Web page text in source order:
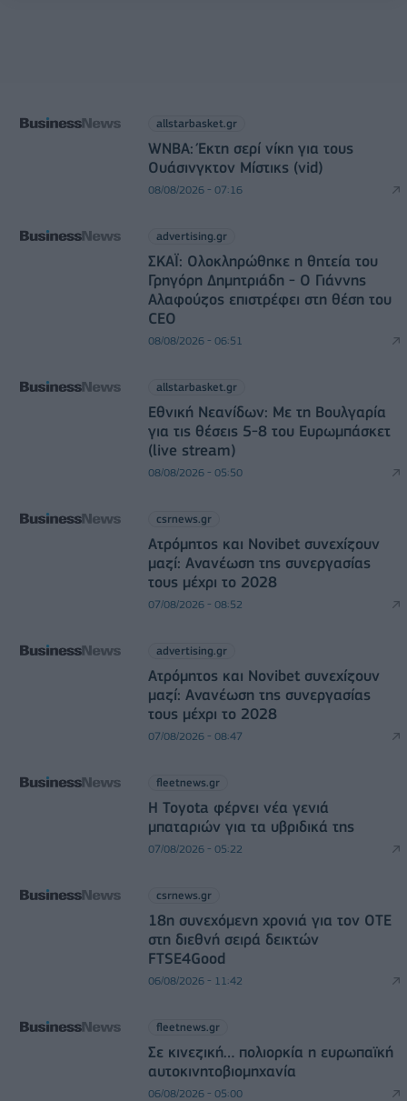
allstarbasket.gr
WNBA: Έκτη σερί νίκη για τους
Ουάσινγκτον Μίστικς (vid)
08/08/2026 - 07:16
advertising.gr
ΣΚΑΪ: Ολοκληρώθηκε η θητεία του
Γρηγόρη Δημητριάδη - Ο Γιάννης
Αλαφούζος επιστρέφει στη θέση του
CEO
08/08/2026 - 06:51
allstarbasket.gr
Εθνική Νεανίδων: Με τη Βουλγαρία
για τις θέσεις 5-8 του Ευρωμπάσκετ
(live stream)
08/08/2026 - 05:50
csrnews.gr
Ατρόμητος και Novibet συνεχίζουν
μαζί: Ανανέωση της συνεργασίας
τους μέχρι το 2028
07/08/2026 - 08:52
advertising.gr
Ατρόμητος και Novibet συνεχίζουν
μαζί: Ανανέωση της συνεργασίας
τους μέχρι το 2028
07/08/2026 - 08:47
fleetnews.gr
Η Toyota φέρνει νέα γενιά
μπαταριών για τα υβριδικά της
07/08/2026 - 05:22
csrnews.gr
18η συνεχόμενη χρονιά για τον ΟΤΕ
στη διεθνή σειρά δεικτών
FTSE4Good
06/08/2026 - 11:42
fleetnews.gr
Σε κινεζική… πολιορκία η ευρωπαϊκή
αυτοκινητοβιομηχανία
06/08/2026 - 05:00